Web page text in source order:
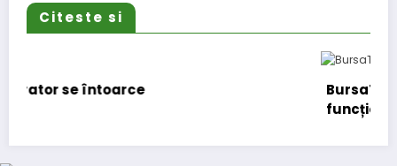
Citeste si
BursaTransport/123cargo introduce o nouă